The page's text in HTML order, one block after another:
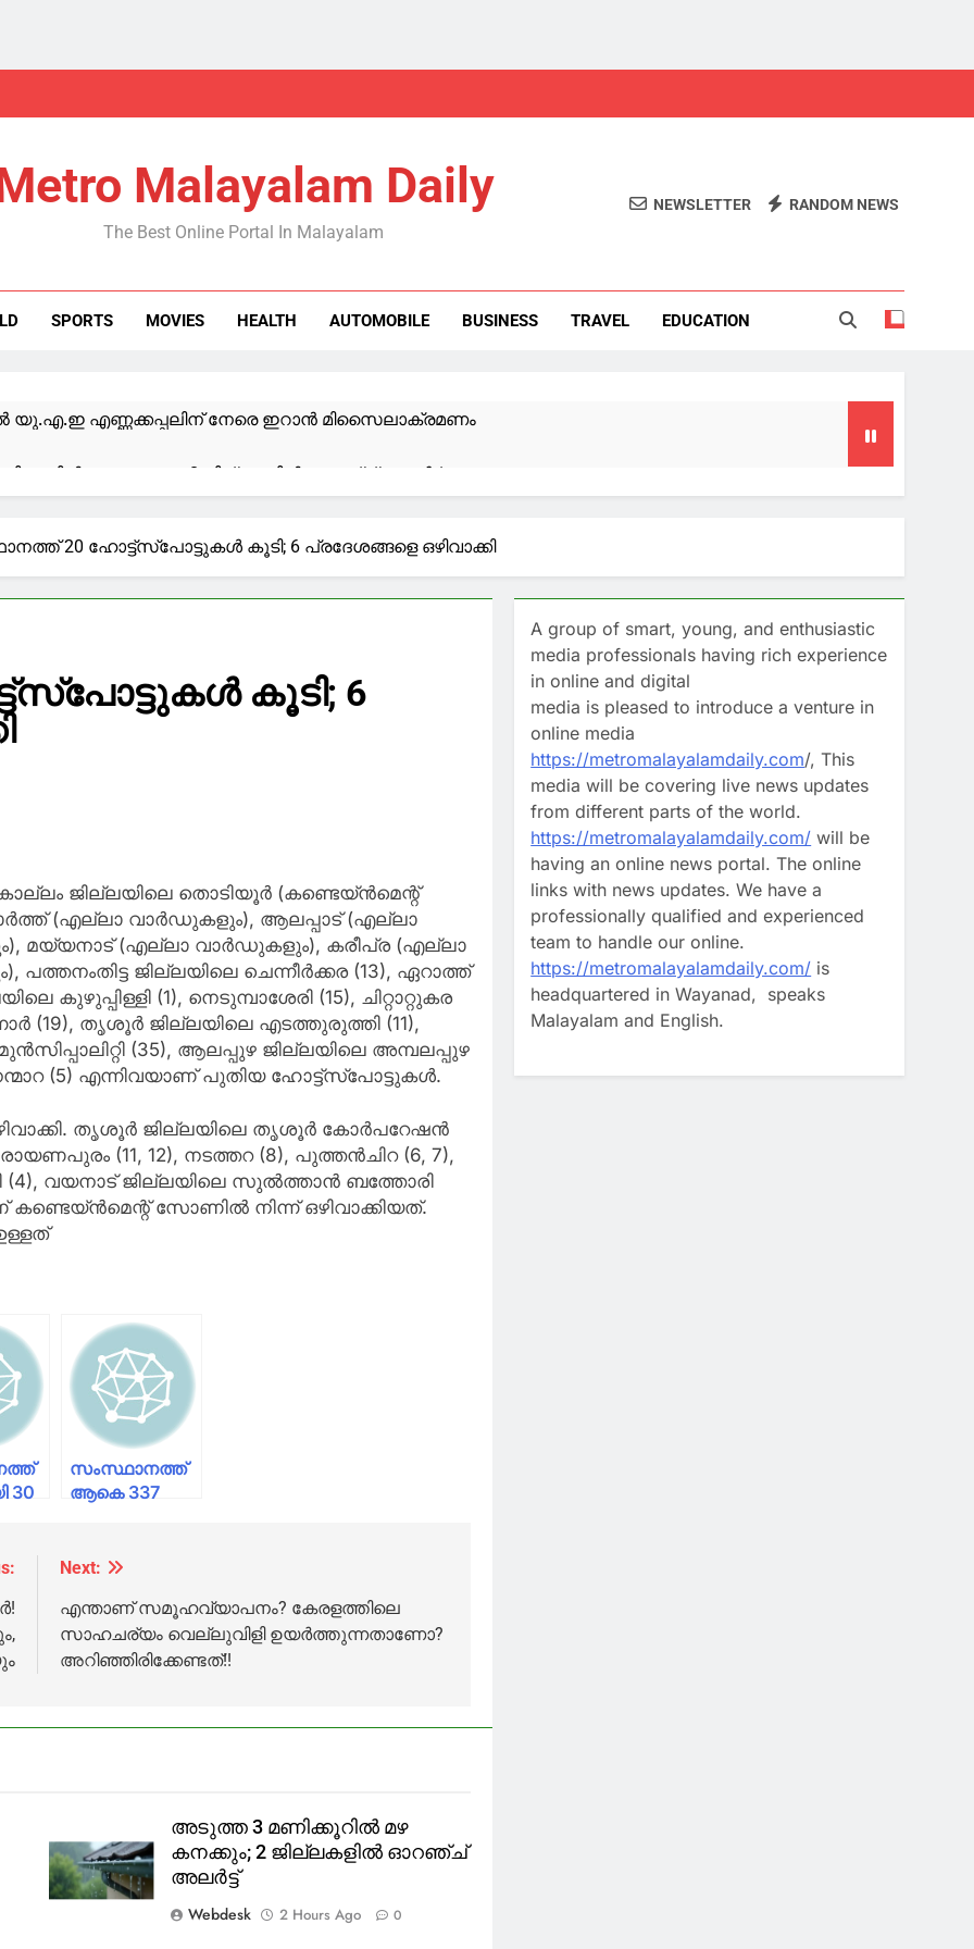
Malayalam Daily
The Best Online Portal In Malayalam
NEWSLETTER RANDOM NEWS
SPORTS MOVIES HEALTH AUTOMOBILE BUSINESS TRAVEL EDUCATION
എണ്ണക്കപ്പലിന് നേരെ ഇറാൻ മിസൈലാക്രമണം
മഴ കനക്കും; 2 ജില്ലകളിൽ ഓറഞ്ച് അലർട്ട്
പോലെയുള്ളവർ ക്രിമിനലുകൾ ആയതല്ല, ആക്കിയതാണ്; പി ജയരാജനെതിരെ
മനു തോമസ്
സഹകരണം ശക്തിപ്പെടുത്തും’; യുഎസ് അംബാസിഡറുമായി ചർച്ച നടത്തി മുഖ്യമന്ത്രി
പുറത്ത് കണ്ടിട്ടില്ല’: ആത്മഹത്യാക്കുറിപ്പും വാട്സാപ് സന്ദേശവും നിർണായകം;
ഇനി എന്ത്?
20 ഹോട്ട്‌സ്‌പോട്ടുകൾ കൂടി; 6 പ്രദേശങ്ങളെ ഒഴിവാക്കി
കൂടി; 6
ജില്ലയിലെ തൊടിയൂർ (കണ്ടെയ്ൻമെന്റ്
(എല്ലാ വാർഡുകളും), ആലപ്പാട് (എല്ലാ
മയ്യനാട് (എല്ലാ വാർഡുകളും), കരീപ്ര (എല്ലാ
ജില്ലയിലെ ചെന്നീർക്കര (13), ഏറാത്ത്
കുഴുപ്പിള്ളി (1), നെടുമ്പാശേരി (15), ചിറ്റാറ്റുകര
(19), തൃശൂർ ജില്ലയിലെ എടത്തുരുത്തി (11),
(35), ആലപ്പുഴ ജില്ലയിലെ അമ്പലപ്പുഴ
(5) എന്നിവയാണ് പുതിയ ഹോട്ട്‌സ്‌പോട്ടുകൾ.
തൃശൂർ ജില്ലയിലെ തൃശൂർ കോർപറേഷൻ
(11, 12), നടത്തറ (8), പുത്തൻചിറ (6, 7),
(4), വയനാട് ജില്ലയിലെ സുൽത്താൻ ബത്തോരി
കണ്ടെയ്ൻമെന്റ് സോണിൽ നിന്ന് ഒഴിവാക്കിയത്.
30
സംസ്ഥാനത്ത്
ആകെ 337
പുതുതായി 20
Next:
എന്താണ് സമൂഹവ്യാപനം? കേരളത്തിലെ
സാഹചര്യം വെല്ലുവിളി ഉയര്‍ത്തുന്നതാണോ?
അറിഞ്ഞിരിക്കേണ്ടത്!!
അടുത്ത 3 മണിക്കൂറിൽ മഴ
കനക്കും; 2 ജില്ലകളിൽ ഓറഞ്ച്
അലർട്ട്
Webdesk
2 Hours Ago 0
A group of smart, young, and enthusiastic
media professionals having rich experience
in online and digital
media is pleased to introduce a venture in
online media
https://metromalayalamdaily.com/, This
media will be covering live news updates
from different parts of the world.
https://metromalayalamdaily.com/ will be
having an online news portal. The online
links with news updates. We have a
professionally qualified and experienced
team to handle our online.
https://metromalayalamdaily.com/ is
headquartered in Wayanad, speaks
Malayalam and English.